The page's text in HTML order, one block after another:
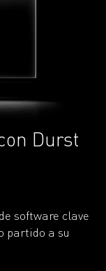
Durst
software clave
partido a su